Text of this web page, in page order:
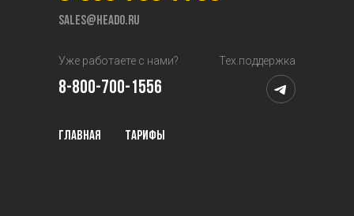
sales@heado.ru
Уже работаете с нами?
Главная Тарифы
Тех.поддержка
8-800-700-1556